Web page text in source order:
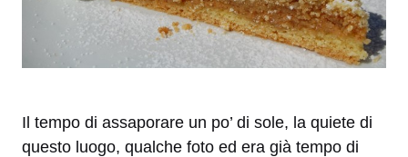
Il tempo di assaporare un po’ di sole, la quiete di
questo luogo, qualche foto ed era già tempo di